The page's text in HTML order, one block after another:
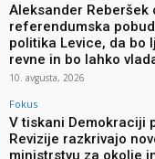
Aleksander Reberšek
referendumska
politika Levice, da bo
revne in bo lahko
10. avgusta, 2026
Fokus
V tiskani Demokraciji
Revizije razkrivajo
ministrstvu za okolje